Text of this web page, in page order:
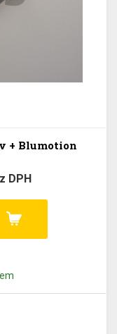
+ Blumotion
DPH